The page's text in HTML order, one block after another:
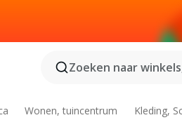
Zoeken naar
Wonen, tuincentrum Kleding,